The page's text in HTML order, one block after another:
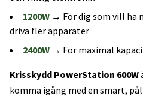
1200W → För dig som vill ha
driva fler apparater
2400W → För maximal
Krisskydd PowerStation 600W
komma igång med en smart,